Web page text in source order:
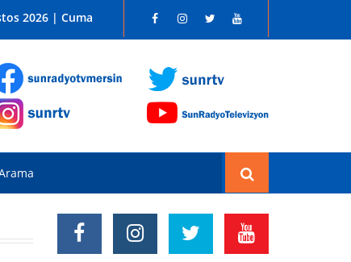
RADYO FM 96.1
2026 | Cuma